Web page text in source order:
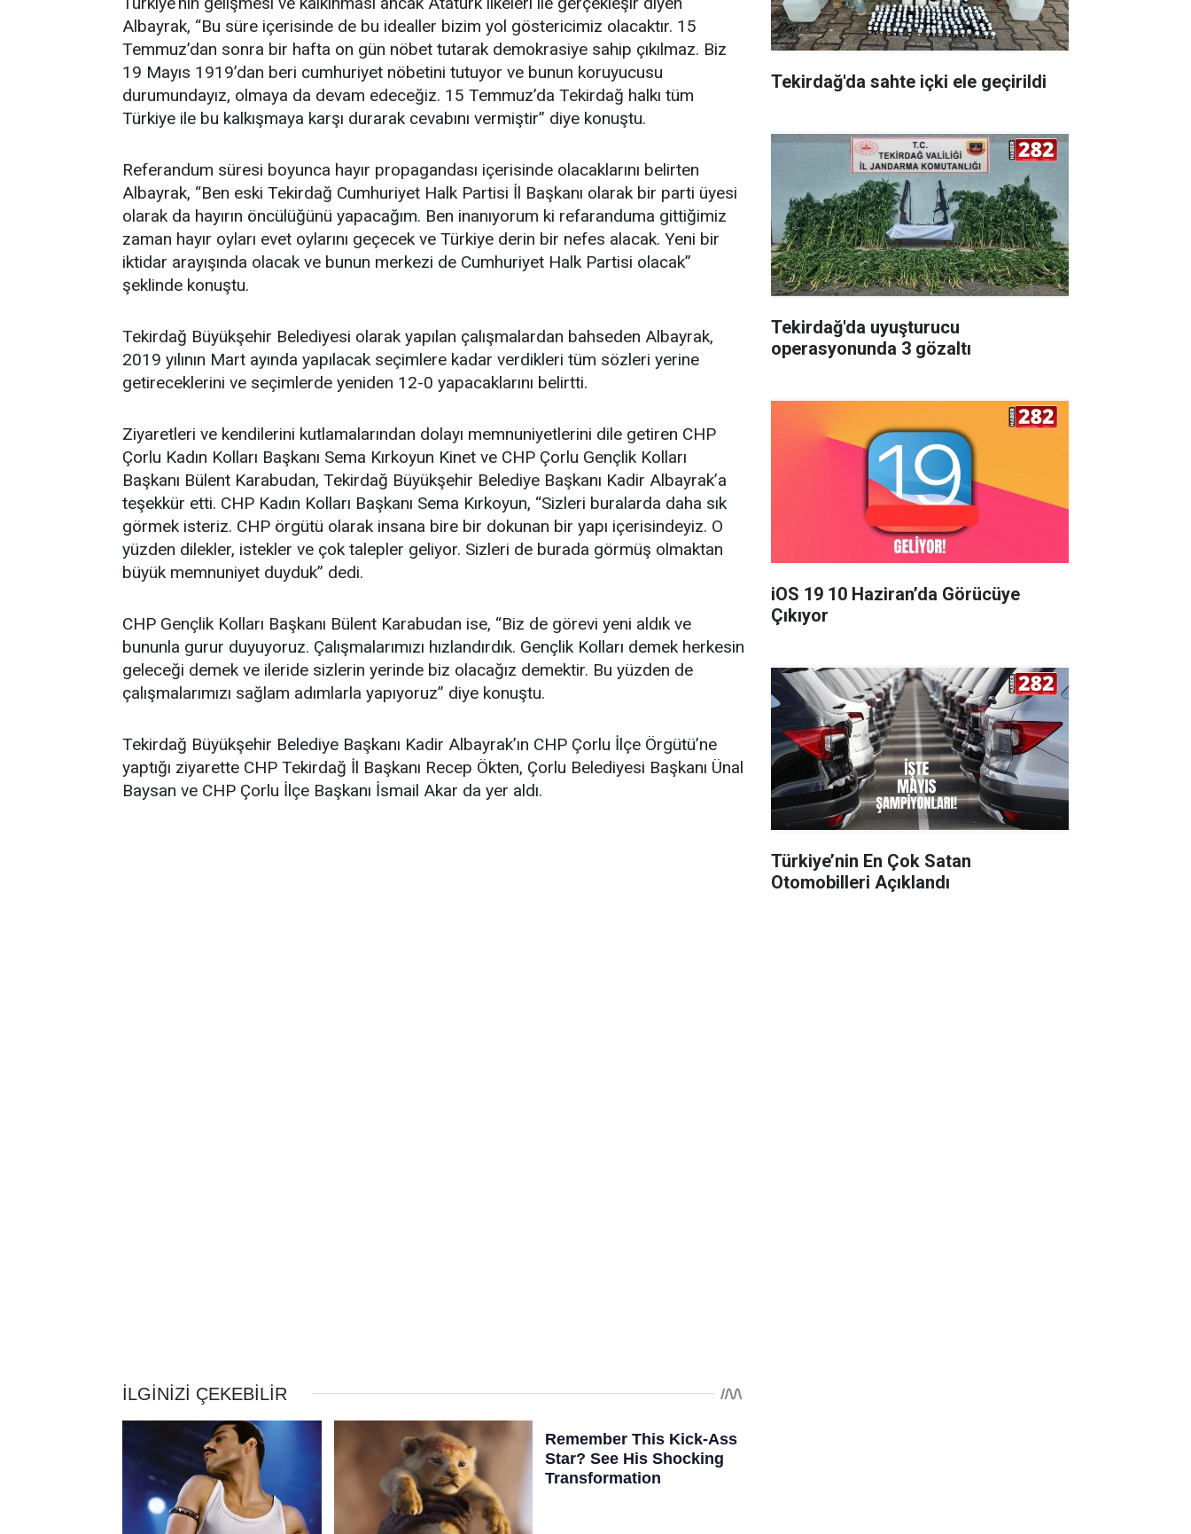
Albayrak, “Bu süre içerisinde de bu idealler bizim yol göstericimiz olacaktır. 15
Temmuz’dan sonra bir hafta on gün nöbet tutarak demokrasiye sahip çıkılmaz. Biz
19 Mayıs 1919’dan beri cumhuriyet nöbetini tutuyor ve bunun koruyucusu
durumundayız, olmaya da devam edeceğiz. 15 Temmuz’da Tekirdağ halkı tüm
Türkiye ile bu kalkışmaya karşı durarak cevabını vermiştir” diye konuştu.
Referandum süresi boyunca hayır propagandası içerisinde olacaklarını belirten
Albayrak, “Ben eski Tekirdağ Cumhuriyet Halk Partisi İl Başkanı olarak bir parti üyesi
olarak da hayırın öncülüğünü yapacağım. Ben inanıyorum ki refaranduma gittiğimiz
zaman hayır oyları evet oylarını geçecek ve Türkiye derin bir nefes alacak. Yeni bir
iktidar arayışında olacak ve bunun merkezi de Cumhuriyet Halk Partisi olacak”
şeklinde konuştu.
Tekirdağ Büyükşehir Belediyesi olarak yapılan çalışmalardan bahseden Albayrak,
2019 yılının Mart ayında yapılacak seçimlere kadar verdikleri tüm sözleri yerine
getireceklerini ve seçimlerde yeniden 12-0 yapacaklarını belirtti.
Ziyaretleri ve kendilerini kutlamalarından dolayı memnuniyetlerini dile getiren CHP
Çorlu Kadın Kolları Başkanı Sema Kırkoyun Kinet ve CHP Çorlu Gençlik Kolları
Başkanı Bülent Karabudan, Tekirdağ Büyükşehir Belediye Başkanı Kadir Albayrak’a
teşekkür etti. CHP Kadın Kolları Başkanı Sema Kırkoyun, “Sizleri buralarda daha sık
görmek isteriz. CHP örgütü olarak insana bire bir dokunan bir yapı içerisindeyiz. O
yüzden dilekler, istekler ve çok talepler geliyor. Sizleri de burada görmüş olmaktan
büyük memnuniyet duyduk” dedi.
CHP Gençlik Kolları Başkanı Bülent Karabudan ise, “Biz de görevi yeni aldık ve
bununla gurur duyuyoruz. Çalışmalarımızı hızlandırdık. Gençlik Kolları demek herkesin
geleceği demek ve ileride sizlerin yerinde biz olacağız demektir. Bu yüzden de
çalışmalarımızı sağlam adımlarla yapıyoruz” diye konuştu.
Tekirdağ Büyükşehir Belediye Başkanı Kadir Albayrak’ın CHP Çorlu İlçe Örgütü’ne
yaptığı ziyarette CHP Tekirdağ İl Başkanı Recep Ökten, Çorlu Belediyesi Başkanı Ünal
Baysan ve CHP Çorlu İlçe Başkanı İsmail Akar da yer aldı.
Tekirdağ'da sahte içki ele geçirildi
Tekirdağ'da uyuşturucu
operasyonunda 3 gözaltı
iOS 19 10 Haziran’da Görücüye
Çıkıyor
Türkiye’nin En Çok Satan
Otomobilleri Açıklandı